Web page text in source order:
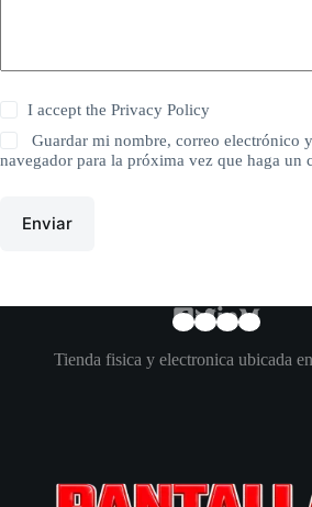
I accept thePrivacy Policy
Guardar mi nombre, correo electrónico
navegador para la próxima vez que haga un
Enviar
Tienda fisica y electronica ubicada